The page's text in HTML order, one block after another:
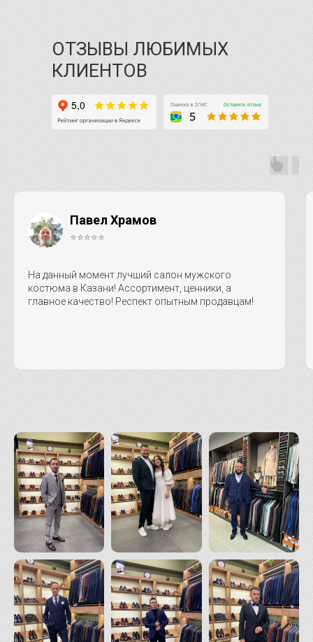
ОТЗЫВЫ ЛЮБИМЫХ
КЛИЕНТОВ
Павел Храмов
⭐⭐⭐⭐⭐
На данный момент лучший салон мужского
костюма в Казани! Ассортимент, ценники, а
главное качество! Респект опытным продавцам!